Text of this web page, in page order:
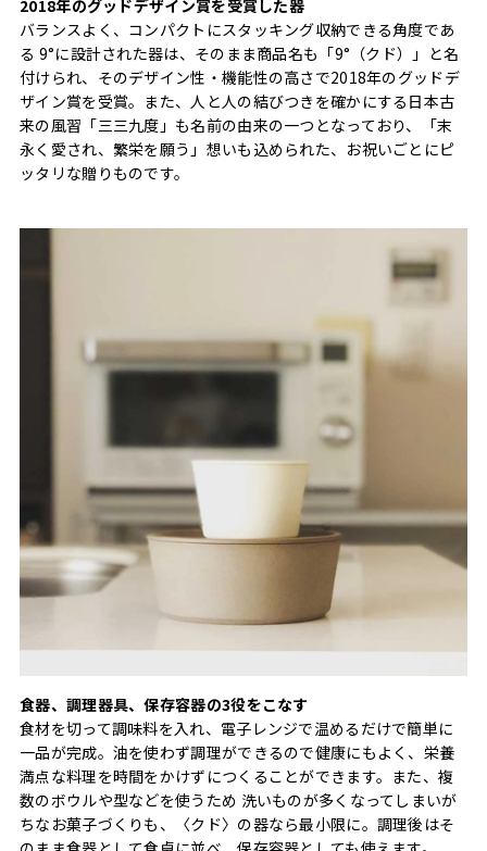
2018年のグッドデザイン賞を受賞した器
バランスよく、コンパクトにスタッキング収納できる角度であ
る 9°に設計された器は、そのまま商品名も「9°（クド）」と名
付けられ、そのデザイン性・機能性の高さで2018年のグッドデ
ザイン賞を受賞。また、人と人の結びつきを確かにする日本古
来の風習「三三九度」も名前の由来の一つとなっており、「末
永く愛され、繁栄を願う」想いも込められた、お祝いごとにピ
ッタリな贈りものです。
食器、調理器具、保存容器の3役をこなす
食材を切って調味料を入れ、電子レンジで温めるだけで簡単に
一品が完成。油を使わず調理ができるので健康にもよく、栄養
満点な料理を時間をかけずにつくることができます。また、複
数のボウルや型などを使うため 洗いものが多くなってしまいが
ちなお菓子づくりも、〈クド〉の器なら最小限に。調理後はそ